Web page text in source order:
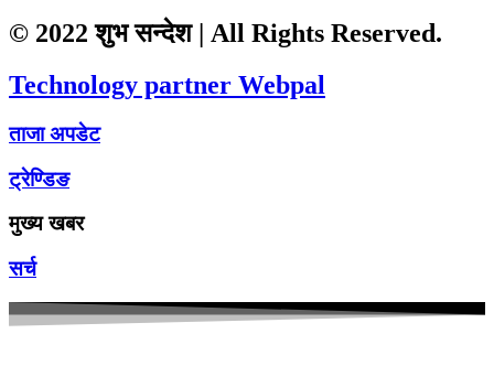
© 2022 शुभ सन्देश | All Rights Reserved.
Technology partner Webpal
ताजा अपडेट
ट्रेण्डिङ
मुख्य खबर
सर्च